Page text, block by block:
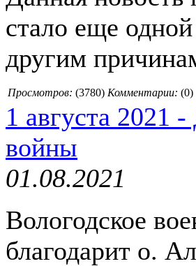
стало еще
другим
Просмотров: (3780) Комментарии: (0)
1 августа 2021
войны
01.08.2021
Вологодское
благодарит о.